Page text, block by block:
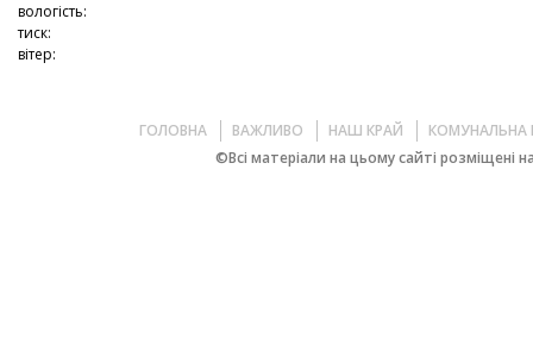
вологість:
тиск:
вітер:
ГОЛОВНА ВАЖЛИВО НАШ КРАЙ
КОМУНАЛЬНА
©Всі матеріали на цьому сайті розміщені